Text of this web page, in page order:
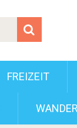
FREIZEIT